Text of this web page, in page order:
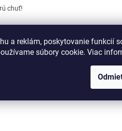
a reklám, poskytovanie funkcií
súbory cookie. Viac
chuť!
PREDCHÁDZAJÚCI